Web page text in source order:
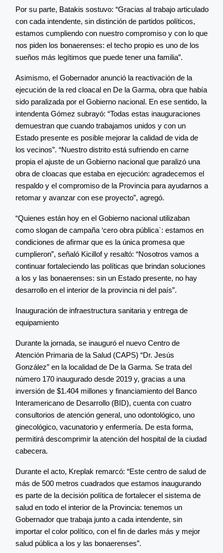
Por su parte, Batakis sostuvo: “Gracias al trabajo articulado
con cada intendente, sin distinción de partidos políticos,
estamos cumpliendo con nuestro compromiso y con lo que
nos piden los bonaerenses: el techo propio es uno de los
sueños más legítimos que puede tener una familia”.
Asimismo, el Gobernador anunció la reactivación de la
ejecución de la red cloacal en De la Garma, obra que había
sido paralizada por el Gobierno nacional. En ese sentido, la
intendenta Gómez subrayó: “Todas estas inauguraciones
demuestran que cuando trabajamos unidos y con un
Estado presente es posible mejorar la calidad de vida de
los vecinos”. “Nuestro distrito está sufriendo en carne
propia el ajuste de un Gobierno nacional que paralizó una
obra de cloacas que estaba en ejecución: agradecemos el
respaldo y el compromiso de la Provincia para ayudarnos a
retomar y avanzar con ese proyecto”, agregó.
“Quienes están hoy en el Gobierno nacional utilizaban
como slogan de campaña ‘cero obra pública`: estamos en
condiciones de afirmar que es la única promesa que
cumplieron”, señaló Kicillof y resaltó: “Nosotros vamos a
continuar fortaleciendo las políticas que brindan soluciones
a los y las bonaerenses: sin un Estado presente, no hay
desarrollo en el interior de la provincia ni del país”.
Inauguración de infraestructura sanitaria y entrega de
equipamiento
Durante la jornada, se inauguró el nuevo Centro de
Atención Primaria de la Salud (CAPS) “Dr. Jesús
González” en la localidad de De la Garma. Se trata del
número 170 inaugurado desde 2019 y, gracias a una
inversión de $1.404 millones y financiamiento del Banco
Interamericano de Desarrollo (BID), cuenta con cuatro
consultorios de atención general, uno odontológico, uno
ginecológico, vacunatorio y enfermería. De esta forma,
permitirá descomprimir la atención del hospital de la ciudad
cabecera.
Durante el acto, Kreplak remarcó: “Este centro de salud de
más de 500 metros cuadrados que estamos inaugurando
es parte de la decisión política de fortalecer el sistema de
salud en todo el interior de la Provincia: tenemos un
Gobernador que trabaja junto a cada intendente, sin
importar el color político, con el fin de darles más y mejor
salud pública a los y las bonaerenses”.